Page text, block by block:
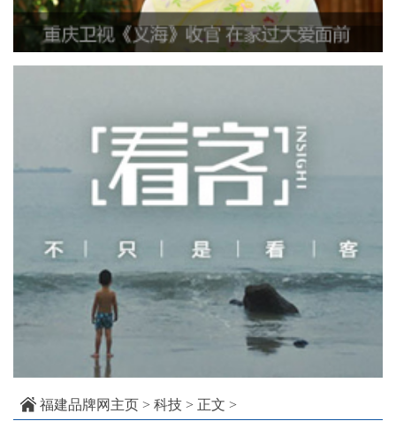
福建品牌网主页 > 科技 > 正文 >